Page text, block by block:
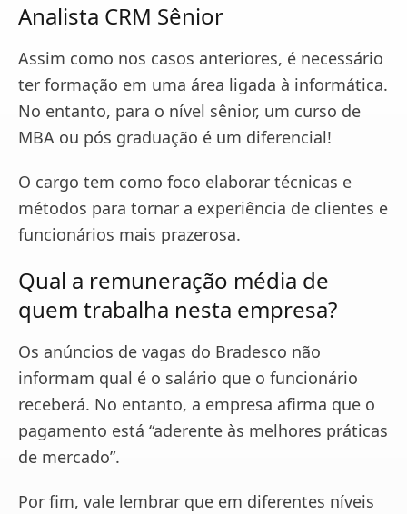
Analista CRM Sênior
Assim como nos casos anteriores, é necessário
ter formação em uma área ligada à informática.
No entanto, para o nível sênior, um curso de
MBA ou pós graduação é um diferencial!
O cargo tem como foco elaborar técnicas e
métodos para tornar a experiência de clientes e
funcionários mais prazerosa.
Qual a remuneração média de
quem trabalha nesta empresa?
Os anúncios de vagas do Bradesco não
informam qual é o salário que o funcionário
receberá. No entanto, a empresa afirma que o
pagamento está “aderente às melhores práticas
de mercado”.
Por fim, vale lembrar que em diferentes níveis